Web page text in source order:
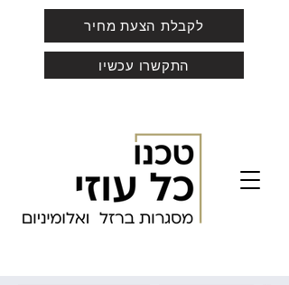
לקבלת הצעת מחיר
התקשרו עכשיו